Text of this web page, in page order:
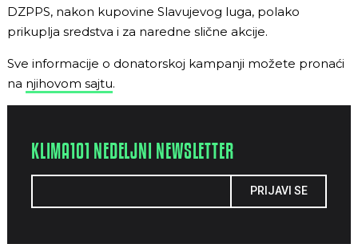
DZPPS, nakon kupovine Slavujevog luga, polako
prikuplja sredstva i za naredne slične akcije.
Sve informacije o donatorskoj kampanji možete pronaći
na njihovom sajtu.
KLIMA101 NEDELJNI NEWSLETTER
PRIJAVI SE